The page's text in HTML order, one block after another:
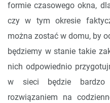
formie czasowego okna,
czy w tym okresie
można zostać w domu, by
będziemy w stanie takie
nich odpowiednio
w sieci będzie bardzo
rozwiązaniem na